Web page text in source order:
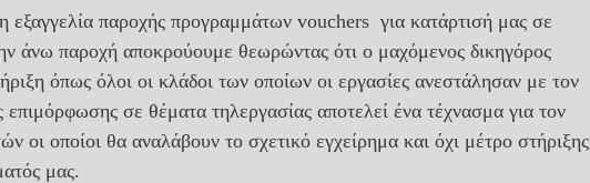
άνω παροχή αποκρούουμε θεωρώντας ότι ο μαχόμενος δικηγόρος
όπως όλοι οι κλάδοι των οποίων οι εργασίες ανεστάλησαν με τον
επιμόρφωσης σε θέματα τηλεργασίας αποτελεί ένα τέχνασμα για τον
οι οποίοι θα αναλάβουν το σχετικό εγχείρημα και όχι μέτρο στήριξης
μας.